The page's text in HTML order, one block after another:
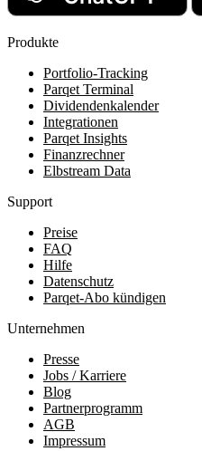
Produkte
Portfolio-Tracking
Parqet Terminal
Dividendenkalender
Integrationen
Parqet Insights
Finanzrechner
Elbstream Data
Support
Preise
FAQ
Hilfe
Datenschutz
Parqet-Abo kündigen
Unternehmen
Presse
Jobs / Karriere
Blog
Partnerprogramm
AGB
Impressum